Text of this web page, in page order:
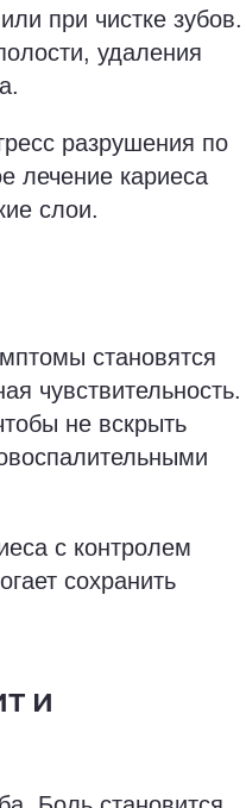
при чистке зубов.
удаления
разрушения по
лечение кариеса
слои.
становятся
чувствительность.
не вскрыть
с контролем
сохранить
и